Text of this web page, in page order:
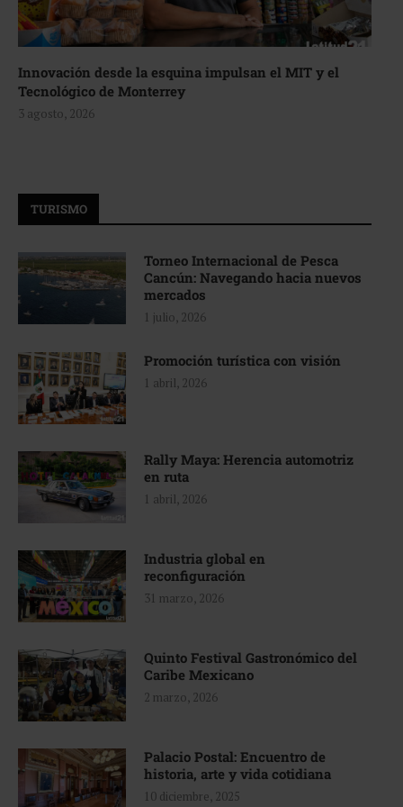
Innovación desde la esquina impulsan el MIT y el
Tecnológico de Monterrey
3 agosto, 2026
TURISMO
Torneo Internacional de Pesca
Cancún: Navegando hacia nuevos
mercados
1 julio, 2026
Promoción turística con visión
1 abril, 2026
Rally Maya: Herencia automotriz
en ruta
1 abril, 2026
Industria global en
reconfiguración
31 marzo, 2026
Quinto Festival Gastronómico del
Caribe Mexicano
2 marzo, 2026
Palacio Postal: Encuentro de
historia, arte y vida cotidiana
10 diciembre, 2025